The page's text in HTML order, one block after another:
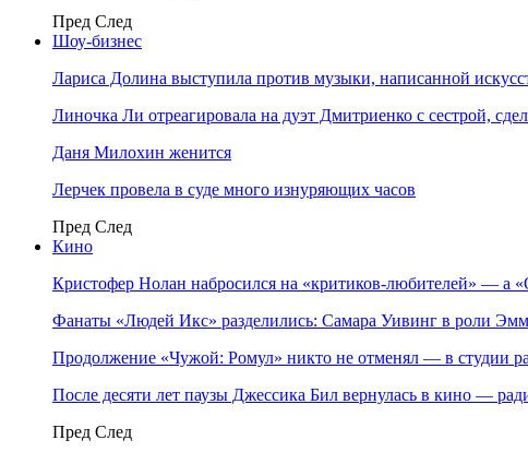
Пред След
Шоу-бизнес
Лариса Долина выступила против музыки, написанной
Линочка Ли отреагировала на дуэт Дмитриенко с сестрой,
Даня Милохин женится
Лерчек провела в суде много изнуряющих часов
Пред След
Кино
Кристофер Нолан набросился на «критиков-любителей» — а
Фанаты «Людей Икс» разделились: Самара Уивинг в роли
Продолжение «Чужой: Ромул» никто не отменял — в студии
После десяти лет паузы Джессика Бил вернулась в кино —
Пред След